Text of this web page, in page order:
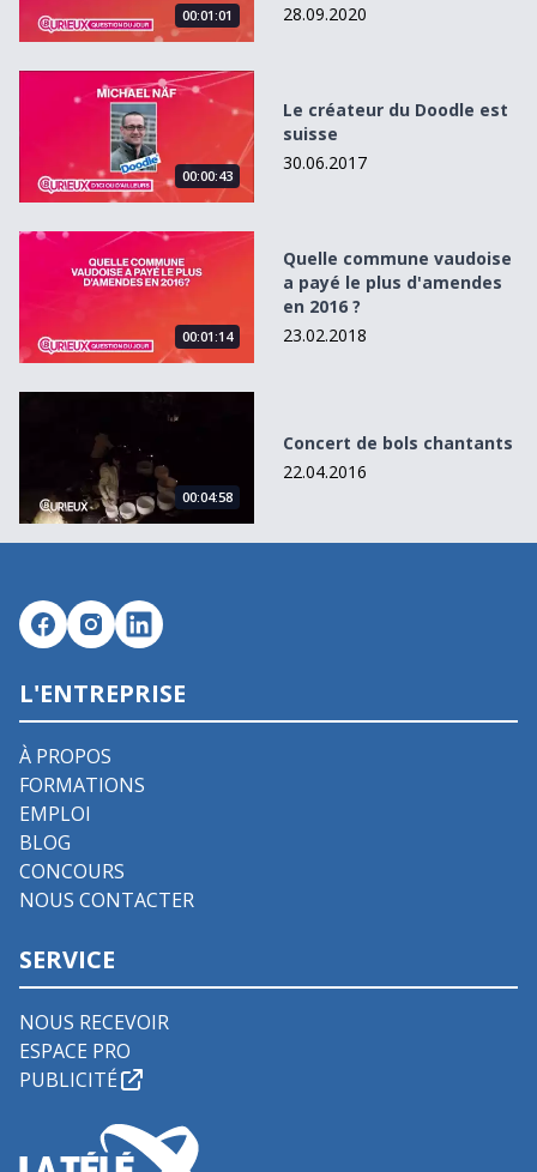
00:01:01
28.09.2020
Le créateur du Doodle est suisse
00:00:43
Le créateur du Doodle est
suisse
30.06.2017
Quelle commune vaudoise a payé le plus
00:01:14
Quelle commune vaudoise
a payé le plus d'amendes
en 2016 ?
23.02.2018
Concert de bols chantants
00:04:58
Concert de bols chantants
22.04.2016
L'ENTREPRISE
À PROPOS
FORMATIONS
EMPLOI
BLOG
CONCOURS
NOUS CONTACTER
SERVICE
NOUS RECEVOIR
ESPACE PRO
PUBLICITÉ